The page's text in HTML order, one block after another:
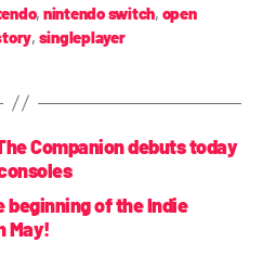
, nintendo switch, open
, singleplayer
Companion debuts today
beginning of the Indie
May!